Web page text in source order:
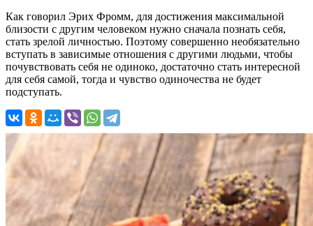
Как говорил Эрих Фромм, для достижения максимальной
близости с другим человеком нужно сначала познать себя,
стать зрелой личностью. Поэтому совершенно необязательно
вступать в зависимые отношения с другими людьми, чтобы
почувствовать себя не одиноко, достаточно стать интересной
для себя самой, тогда и чувство одиночества не будет
подступать.